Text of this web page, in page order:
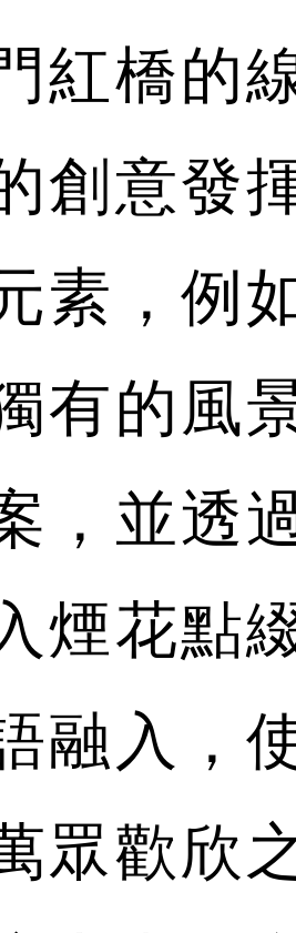
紅橋的
創意發
素，例
有的風
，並透
煙花點
融入，
眾歡欣